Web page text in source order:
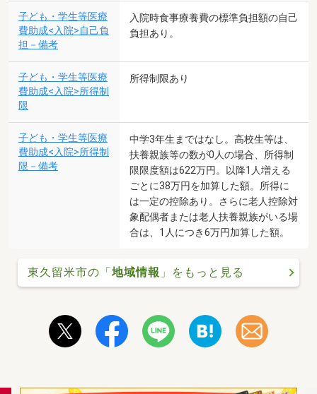
子ども・学生等医療
費助成<入院>自己負
担－備考
入院時食事療養費の標準負担額の自己
負担あり。
子ども・学生等医療
費助成<入院>所得制
限
所得制限あり
子ども・学生等医療
費助成<入院>所得制
限－備考
中学3年生まではなし。高校生等は、
扶養親族等の数が0人の場合、所得制
限限度額は622万円。以降1人増える
ごとに38万円を加算した額。所得に
は一定の控除あり。さらに老人控除対
象配偶者または老人扶養親族がいる場
合は、1人につき6万円加算した額。
東久留米市の「地域情報 」をもっと見る